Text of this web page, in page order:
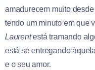
amadurecem muito
tendo um minuto em que
Laurentestá tramando
está se entregando
e o seu amor.